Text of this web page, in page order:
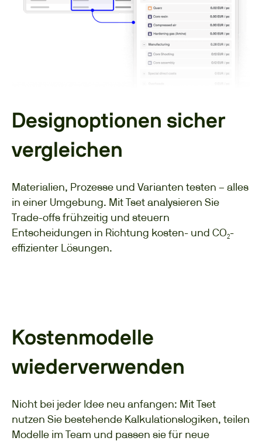
Designoptionen sicher
vergleichen
Materialien, Prozesse und Varianten testen – alles
in einer Umgebung. Mit Tset analysieren Sie
Trade-offs frühzeitig und steuern
Entscheidungen in Richtung kosten- und CO₂-
effizienter Lösungen.
Kostenmodelle
wiederverwenden
Nicht bei jeder Idee neu anfangen: Mit Tset
nutzen Sie bestehende Kalkulationslogiken, teilen
Modelle im Team und passen sie für neue